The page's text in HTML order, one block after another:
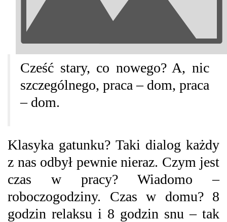
Cześć stary, co nowego? A, nic
szczególnego, praca – dom, praca
– dom.
Klasyka gatunku? Taki dialog każdy
z nas odbył pewnie nieraz. Czym jest
czas w pracy? Wiadomo –
roboczogodziny. Czas w domu? 8
godzin relaksu i 8 godzin snu – tak